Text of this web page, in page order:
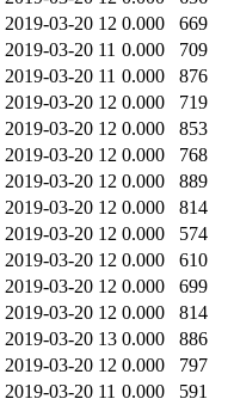
2019-03-20 12 0.000
669
2019-03-20 11 0.000
709
2019-03-20 11 0.000
876
2019-03-20 12 0.000
719
2019-03-20 12 0.000
853
2019-03-20 12 0.000
768
2019-03-20 12 0.000
889
2019-03-20 12 0.000
814
2019-03-20 12 0.000
574
2019-03-20 12 0.000
610
2019-03-20 12 0.000
699
2019-03-20 12 0.000
814
2019-03-20 13 0.000
886
2019-03-20 12 0.000
797
2019-03-20 11 0.000
591